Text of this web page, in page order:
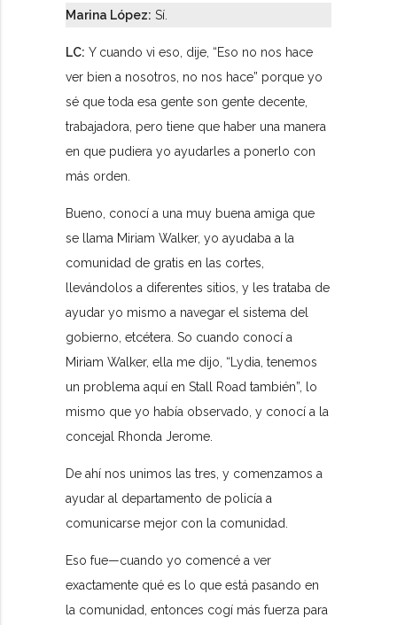
Marina López: Sí.
LC: Y cuando vi eso, dije, “Eso no nos hace
ver bien a nosotros, no nos hace” porque yo
sé que toda esa gente son gente decente,
trabajadora, pero tiene que haber una manera
en que pudiera yo ayudarles a ponerlo con
más orden.
Bueno, conocí a una muy buena amiga que
se llama Miriam Walker, yo ayudaba a la
comunidad de gratis en las cortes,
llevándolos a diferentes sitios, y les trataba de
ayudar yo mismo a navegar el sistema del
gobierno, etcétera. So cuando conocí a
Miriam Walker, ella me dijo, “Lydia, tenemos
un problema aquí en Stall Road también”, lo
mismo que yo había observado, y conocí a la
concejal Rhonda Jerome.
De ahí nos unimos las tres, y comenzamos a
ayudar al departamento de policía a
comunicarse mejor con la comunidad.
Eso fue—cuando yo comencé a ver
exactamente qué es lo que está pasando en
la comunidad, entonces cogí más fuerza para